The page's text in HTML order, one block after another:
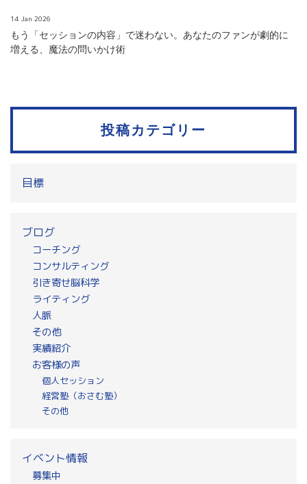
14 Jan 2026
もう「セッションの内容」で迷わない。あなたのファンが劇的に
増える、魔法の問いかけ術
投稿カテゴリー
目標
ブログ
コーチング
コンサルティング
引き寄せ脳科学
ライティング
人脈
その他
実績紹介
お客様の声
個人セッション
経営塾（おさむ塾）
その他
イベント情報
募集中